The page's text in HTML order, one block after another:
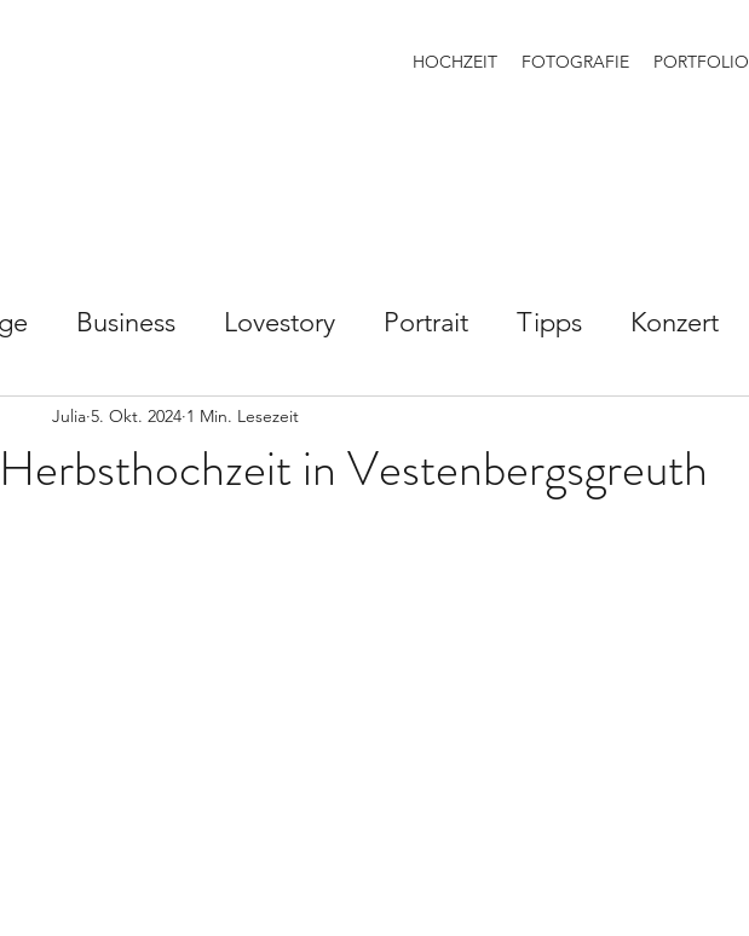
HOCHZEIT FOTOGRAFIE PORTFOLIO
Business Lovestory Portrait Tipps Konzert
Hochzeiten Familie
Herbsthochzeit in Vestenbergsgreuth
Julia 5. Okt. 2024 1 Min. Lesezeit